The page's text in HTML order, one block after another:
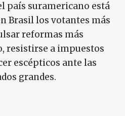
país suramericano está
Brasil los votantes más
reformas más
resistirse a impuestos
escépticos ante las
grandes.